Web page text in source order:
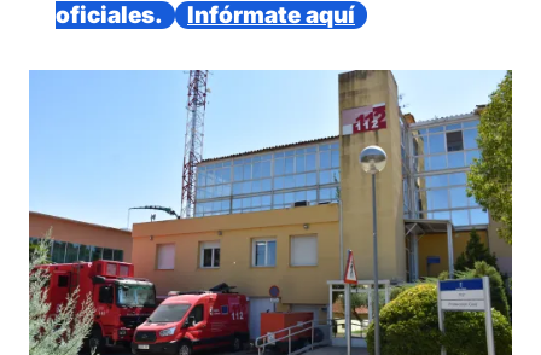
oficiales.
Infórmate aquí